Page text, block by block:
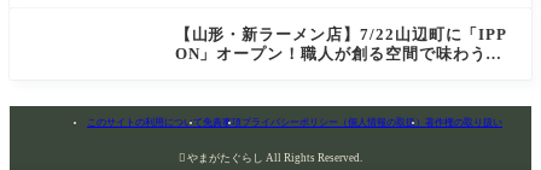
【山形・新ラーメン店】7/22山辺町に「IPP
ON」オープン！職人が創る空間で味わう
このサイトの利用について免責事項プライバシーポリシー（個人情報の取扱） 著作権の取り扱い
 やまがたぐらし All Rights Reserved.